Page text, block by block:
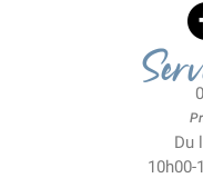
Du
10h00-